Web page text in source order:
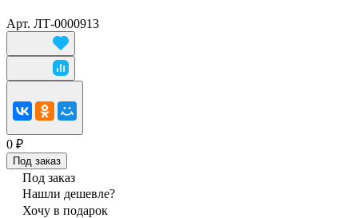
Арт. ЛТ-0000913
0 ₽
Под заказ
Под заказ
Нашли дешевле?
Хочу в подарок